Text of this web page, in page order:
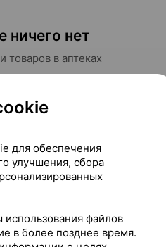
ничего нет
товаров в аптеках
для обеспечения
улучшения, сбора
файлов
в более позднее время.